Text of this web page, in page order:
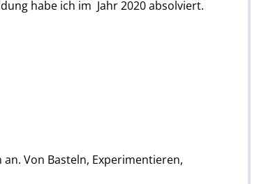
habe ich im Jahr 2020 absolviert.
Von Basteln, Experimentieren,